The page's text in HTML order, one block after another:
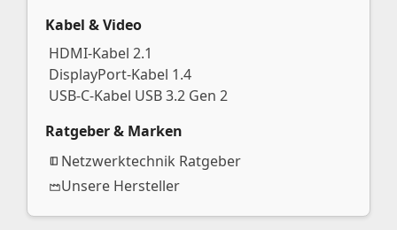
Kabel & Video
HDMI-Kabel 2.1
DisplayPort-Kabel 1.4
USB-C-Kabel USB 3.2 Gen 2
Ratgeber & Marken
Netzwerktechnik Ratgeber
Unsere Hersteller